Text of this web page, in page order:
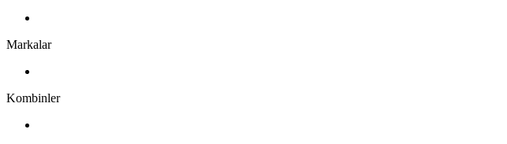
Markalar
Kombinler